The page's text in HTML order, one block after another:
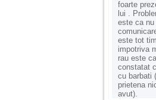
foarte
lui .
este ca
este tot
impotriva
rau este
constatat
cu barbati
prietena
avut).